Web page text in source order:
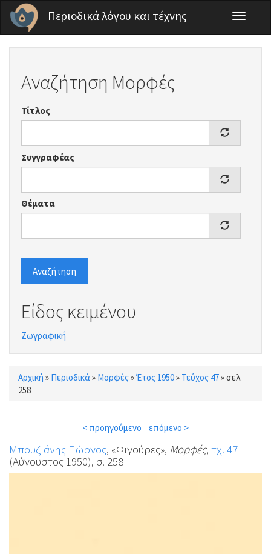
Παράκαμψη προς το κυρίως περιεχόμενο
Περιοδικά λόγου και τέχνης
Toggle
Αναζήτηση Μορφές
Τίτλος
Συγγραφέας
Θέματα
Αναζήτηση
Είδος κειμένου
Ζωγραφική
Είστε εδώ
Αρχική » Περιοδικά » Μορφές »Έτος 1950» Τεύχος 47»σελ.
258
< προηγούμενο επόμενο >
Μπουζιάνης Γιώργος, «Φιγούρες», Μορφές, τχ. 47
(Αύγουστος 1950), σ. 258